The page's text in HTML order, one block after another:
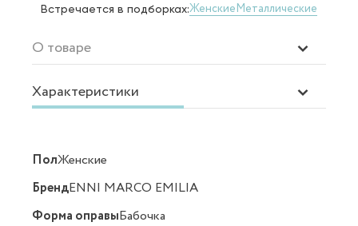
Встречается в подборках:ЖенскиеМеталлические
О товаре
Характеристики
ПолЖенские
БрендENNI MARCO EMILIA
Форма оправыБабочка